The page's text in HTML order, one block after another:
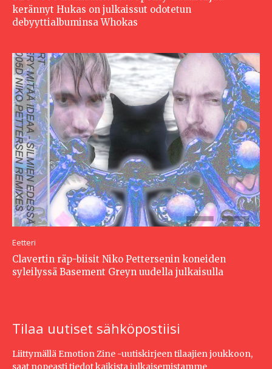
kerännyt Hukas on julkaissut odotetun
debyyttialbuminsa Whokas
Eetteri
Clavertin räp-biisit Niko Pettersenin koneiden
syleilyssä Basement Greyn uudella julkaisulla
Tilaa uutiset sähköpostiisi
Liittymällä Emotion Zine -uutiskirjeen tilaajien joukkoon,
saat nopeasti tiedot kaikista julkaisemistamme